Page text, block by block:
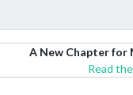
A New Chapter for
Read